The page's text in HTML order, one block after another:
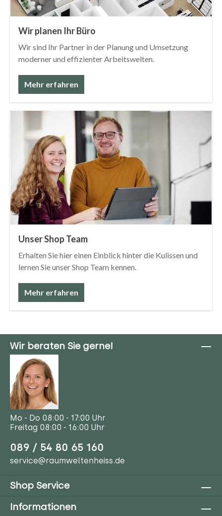
Wir planen Ihr Büro
Wir sind Ihr Partner in der Planung und Umsetzung
moderner und effizienter Arbeitswelten.
Mehr erfahren
Unser Shop Team
Erhalten Sie hier einen Einblick hinter die Kulissen und
lernen Sie unser Shop Team kennen.
Mehr erfahren
Wir beraten Sie gerne!
Mo - Do 08:00 - 17:00 Uhr
Freitag 08:00 - 16:00 Uhr
089 / 54 80 65 160
service@raumweltenheiss.de
Shop Service
Informationen